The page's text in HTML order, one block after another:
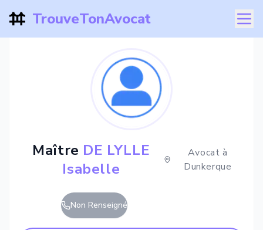
TrouveTonAvocat
Maître DE LYLLE
Isabelle
Avocat à
Dunkerque
Non Renseigné